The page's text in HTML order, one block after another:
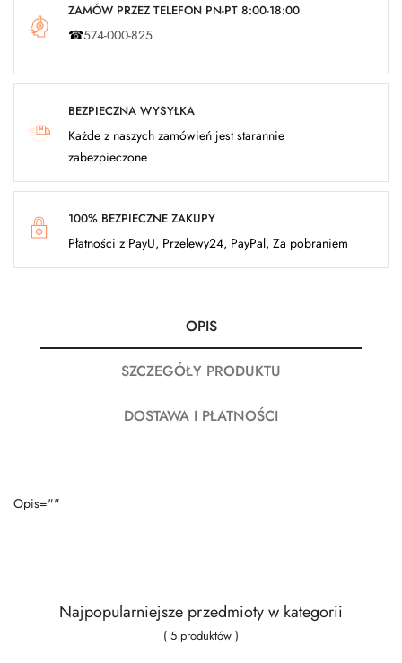
ZAMÓW PRZEZ TELEFON PN-PT 8:00-18:00
☎574-000-825
BEZPIECZNA WYSYŁKA
Każde z naszych zamówień jest starannie
zabezpieczone
100% BEZPIECZNE ZAKUPY
Płatności z PayU, Przelewy24, PayPal, Za pobraniem
OPIS
SZCZEGÓŁY PRODUKTU
DOSTAWA I PŁATNOŚCI
Opis=""
Najpopularniejsze przedmioty w kategorii
( 5 produktów )